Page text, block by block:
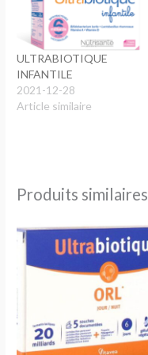
ULTRABIOTIQUE
INFANTILE
2021-12-28
Article similaire
Produits similaires